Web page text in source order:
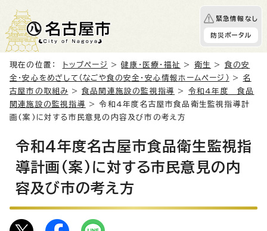
緊急情報なし
防災ポータル
現在の位置： トップページ >健康・医療・福祉 > 衛生 > 食の安
全・安心をめざして（なごや食の安全・安心情報ホームページ）
> 名
古屋市の取組み >食品関連施設の監視指導 > 令和4年度 食品
関連施設の監視指導
> 令和4年度名古屋市食品衛生監視指導計
画(案)に対する市民意見の内容及び市の考え方
令和4年度名古屋市食品衛生監視指
導計画(案)に対する市民意見の内
容及び市の考え方